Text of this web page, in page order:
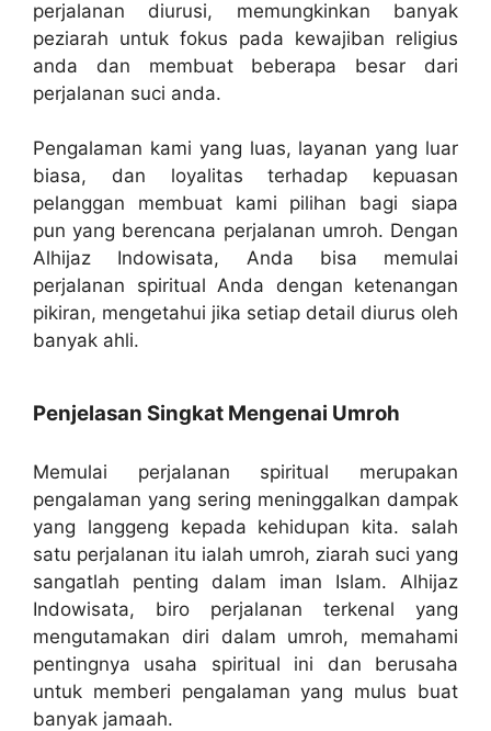
perjalanan diurusi, memungkinkan banyak
peziarah untuk fokus pada kewajiban religius
anda dan membuat beberapa besar dari
perjalanan suci anda.
Pengalaman kami yang luas, layanan yang luar
biasa, dan loyalitas terhadap kepuasan
pelanggan membuat kami pilihan bagi siapa
pun yang berencana perjalanan umroh. Dengan
Alhijaz Indowisata, Anda bisa memulai
perjalanan spiritual Anda dengan ketenangan
pikiran, mengetahui jika setiap detail diurus oleh
banyak ahli.
Penjelasan Singkat Mengenai Umroh
Memulai perjalanan spiritual merupakan
pengalaman yang sering meninggalkan dampak
yang langgeng kepada kehidupan kita. salah
satu perjalanan itu ialah umroh, ziarah suci yang
sangatlah penting dalam iman Islam. Alhijaz
Indowisata, biro perjalanan terkenal yang
mengutamakan diri dalam umroh, memahami
pentingnya usaha spiritual ini dan berusaha
untuk memberi pengalaman yang mulus buat
banyak jamaah.